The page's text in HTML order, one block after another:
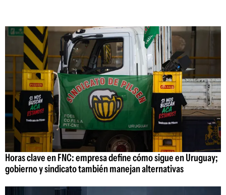
Horas clave en FNC: empresa define cómo sigue en Uruguay;
gobierno y sindicato también manejan alternativas